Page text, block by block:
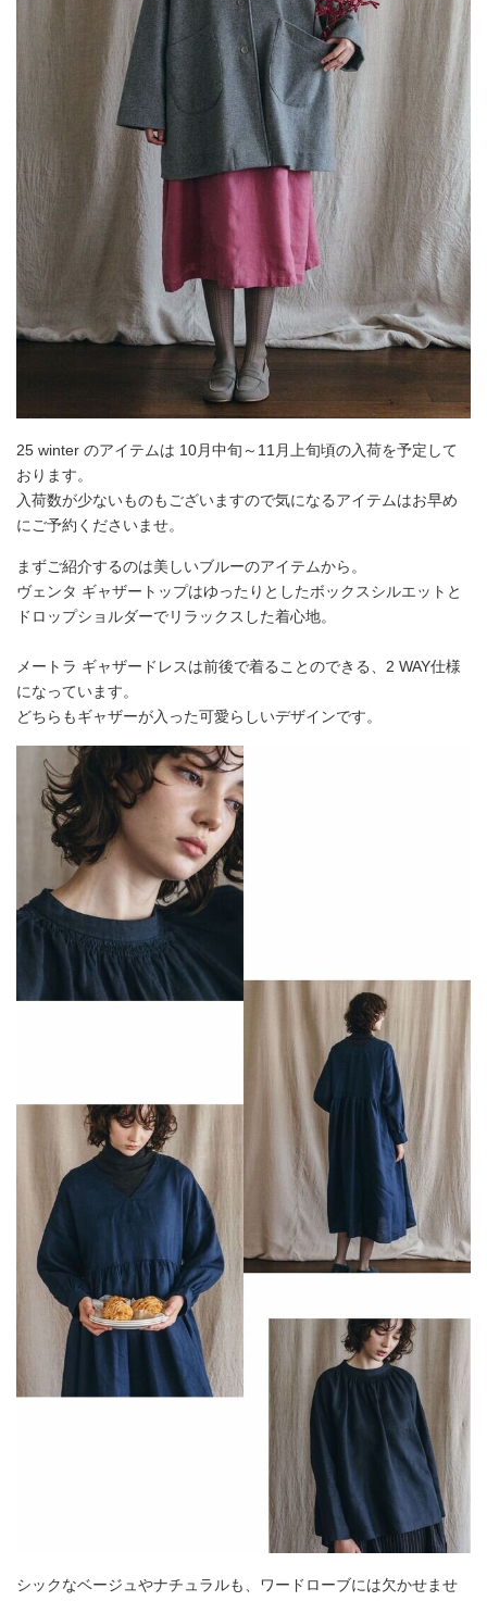
25 winter のアイテムは 10月中旬～11月上旬頃の入荷を予定して
おります。
入荷数が少ないものもございますので気になるアイテムはお早め
にご予約くださいませ。
まずご紹介するのは美しいブルーのアイテムから。
ヴェンタ ギャザートップはゆったりとしたボックスシルエットと
ドロップショルダーでリラックスした着心地。
メートラ ギャザードレスは前後で着ることのできる、2 WAY仕様
になっています。
どちらもギャザーが入った可愛らしいデザインです。
シックなベージュやナチュラルも、ワードローブには欠かせませ